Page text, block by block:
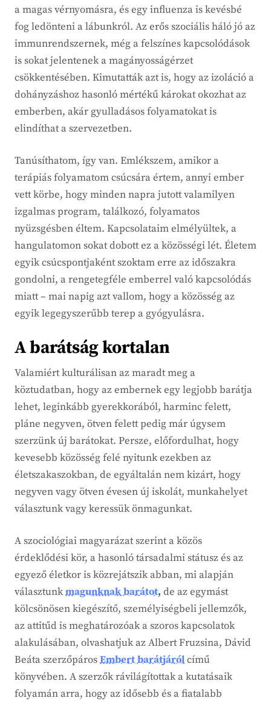
a magas vérnyomásra, és egy influenza is kevésbé
fog ledönteni a lábunkról. Az erős szociális háló jó az
immunrendszernek, még a felszínes kapcsolódások
is sokat jelentenek a magányosságérzet
csökkentésében. Kimutatták azt is, hogy az izoláció a
dohányzáshoz hasonló mértékű károkat okozhat az
emberben, akár gyulladásos folyamatokat is
elindíthat a szervezetben.
Tanúsíthatom, így van. Emlékszem, amikor a
terápiás folyamatom csúcsára értem, annyi ember
vett körbe, hogy minden napra jutott valamilyen
izgalmas program, találkozó, folyamatos
nyüzsgésben éltem. Kapcsolataim elmélyültek, a
hangulatomon sokat dobott ez a közösségi lét. Életem
egyik csúcspontjaként szoktam erre az időszakra
gondolni, a rengetegféle emberrel való kapcsolódás
miatt – mai napig azt vallom, hogy a közösség az
egyik legegyszerűbb terep a gyógyulásra.
A barátság kortalan
Valamiért kulturálisan az maradt meg a
köztudatban, hogy az embernek egy legjobb barátja
lehet, leginkább gyerekkorából, harminc felett,
pláne negyven, ötven felett pedig már úgysem
szerzünk új barátokat. Persze, előfordulhat, hogy
kevesebb közösség felé nyitunk ezekben az
életszakaszokban, de egyáltalán nem kizárt, hogy
negyven vagy ötven évesen új iskolát, munkahelyet
választunk vagy keressük önmagunkat.
A szociológiai magyarázat szerint a közös
érdeklődési kör, a hasonló társadalmi státusz és az
egyező életkor is közrejátszik abban, mi alapján
választunkmagunknak barátot, de az egymást
kölcsönösen kiegészítő, személyiségbeli jellemzők,
az attitűd is meghatározóak a szoros kapcsolatok
alakulásában, olvashatjuk az Albert Fruzsina, Dávid
Beáta szerzőpárosEmbert barátjárólcímű
könyvében. A szerzők rávilágítottak a kutatásaik
folyamán arra, hogy az idősebb és a fiatalabb